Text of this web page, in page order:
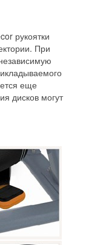
рукоятки
При
еще
дисков могут